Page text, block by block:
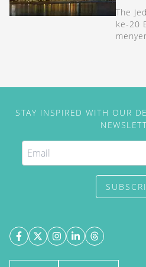
The
ke-20
STAY INSPIRED WITH OUR